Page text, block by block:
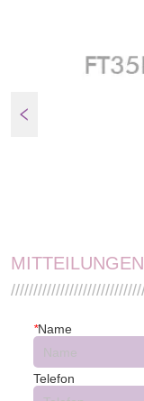
MITTEILUNGEN
*Name
Telefon